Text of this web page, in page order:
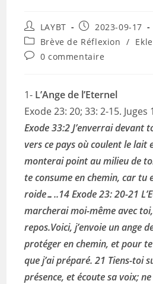
Auteur/autrice
de
la
publication :
LAYBT
Publication
publiée :
2023-09-17
Post
category:
Brève de Réflexion /
Commentaires
publication :
0 commentaire
1- L’Ange de l’Eternel
Exode 23: 20; 33: 2-15. Juges
Exode 33:2 J’enverrai devant
vers ce pays où coulent le lait
monterai point au milieu de
te consume en chemin, car tu
roide…..14 Exode 23: 20-21
marcherai moi-même avec
repos.Voici, j’envoie un ange
protéger en chemin, et pour
que j’ai préparé. 21 Tiens-toi
présence, et écoute sa voix;